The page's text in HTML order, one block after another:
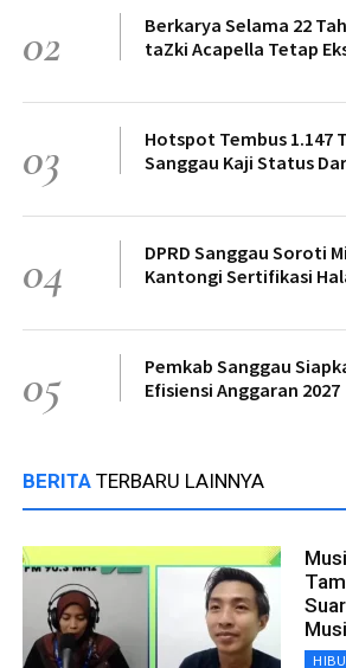
02
Berkarya Selama 22
taZki Acapella Tetap
03
Hotspot Tembus 1.147
Sanggau Kaji Status
04
DPRD Sanggau Soroti
Kantongi Sertifikasi
05
Pemkab Sanggau
Efisiensi Anggaran 2027
BERITA TERBARU LAINNYA